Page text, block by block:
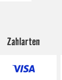
Zahlarten